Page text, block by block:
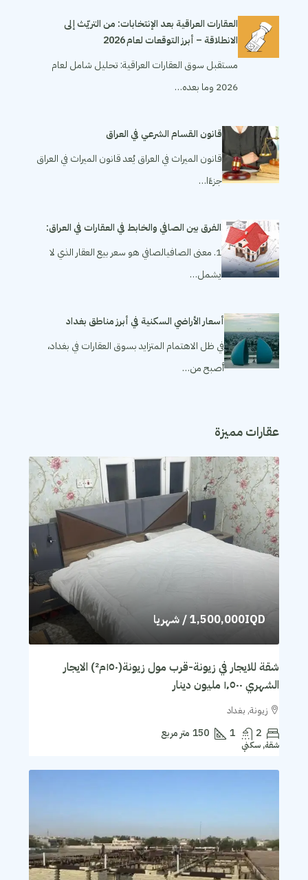
العقارات العراقية بعد الإنتخابات: من التريّث إلى
الانطلاقة – أبرز التوقعات لعام 2026
مستقبل سوق العقارات العراقية: تحليل شامل لعام
قانون القسام الشرعي في العراق
قانون الميراث في العراق يُعد قانون الميراث في العراق
جزءًا…
الفرق بين الصافي والخابط في العقارات في العراق:
1. معنى الصافيالصافي هو سعر بيع العقار الذي لا
يشمل…
أسعار الأراضي السكنية في أبرز مناطق بغداد
في ظل الاهتمام المتزايد بسوق العقارات في بغداد،
أصبح من…
عقارات مميزة
1,500,000IQD/ شهريا
شقة للايجار في زيونة-قرب مول زيونة(١٥٠م²) الايجار
الشهري ١٬٥٠٠ مليون دينار
زيونة, بغداد
1
150 متر مربع
شقة, سكني